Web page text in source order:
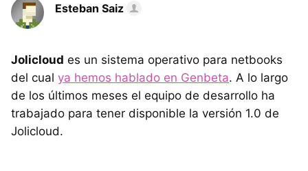
Esteban Saiz
Jolicloud es un sistema operativo para netbooks
del cual ya hemos hablado en Genbeta. A lo largo
de los últimos meses el equipo de desarrollo ha
trabajado para tener disponible la versión 1.0 de
Jolicloud.